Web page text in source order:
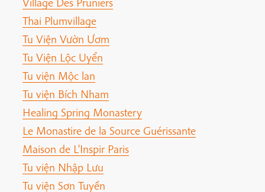
Thai Plumvillage
Tu Viện Vườn Ươm
Tu Viện Lộc Uyển
Tu viện Mộc lan
Tu viện Bích Nham
Healing Spring Monastery
Le Monastire de la Source Guérissante
Maison de L'Inspir Paris
Tu viện Nhập Lưu
Tu viện Sơn Tuyền